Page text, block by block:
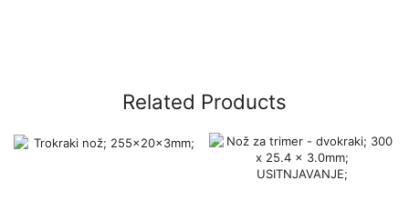
Related Products